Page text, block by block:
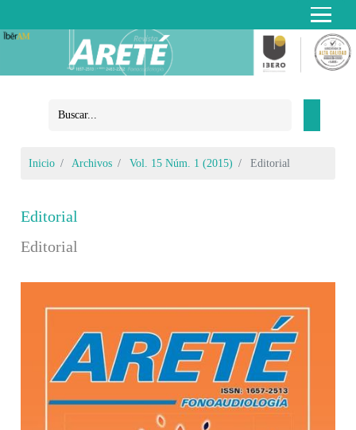
Inicio Archivos Vol. 15 Núm. 1 (2015) Editorial
Editorial
Editorial